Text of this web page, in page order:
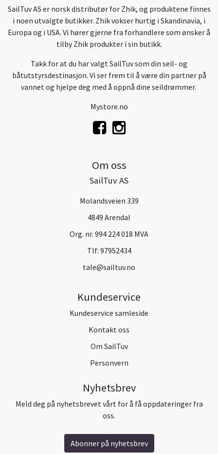
SailTuv AS er norsk distributør for Zhik, og produktene finnes
i noen utvalgte butikker. Zhik vokser hurtig i Skandinavia, i
Europa og i USA. Vi hører gjerne fra forhandlere som ønsker å
tilby Zhik produkter i sin butikk.
Takk for at du har valgt SailTuv som din seil- og
båtutstyrsdestinasjon. Vi ser frem til å være din partner på
vannet og hjelpe deg med å oppnå dine seildrømmer.
Mystore.no
Om oss
SailTuv AS
Molandsveien 339
4849 Arendal
Org. nr. 994 224 018 MVA
Tlf: 97952434
tale@sailtuv.no
Kundeservice
Kundeservice samleside
Kontakt oss
Om SailTuv
Personvern
Nyhetsbrev
Meld deg på nyhetsbrevet vårt for å få oppdateringer fra
oss.
Abonner på nyhetsbrev